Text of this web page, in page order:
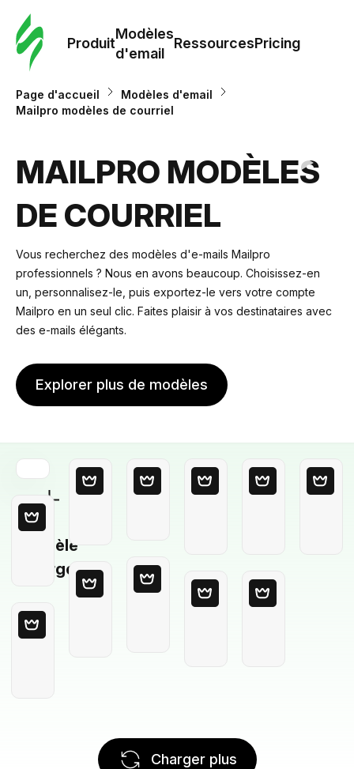
Produit
Modèles
d'email
RessourcesPricing
Page d'accueil
Modèles d'email
Mailpro modèles de courriel
MAILPRO MODÈLES
DE COURRIEL
Vous recherchez des modèles d'e-mails Mailpro
professionnels ? Nous en avons beaucoup. Choisissez-en
un, personnalisez-le, puis exportez-le vers votre compte
Mailpro en un seul clic. Faites plaisir à vos destinataires avec
des e-mails élégants.
Explorer plus de modèles
Modèle
Vierge
Charger plus